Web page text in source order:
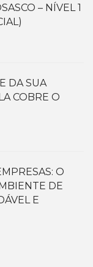
– NÍVEL 1
DA SUA
COBRE O
O
DE
E